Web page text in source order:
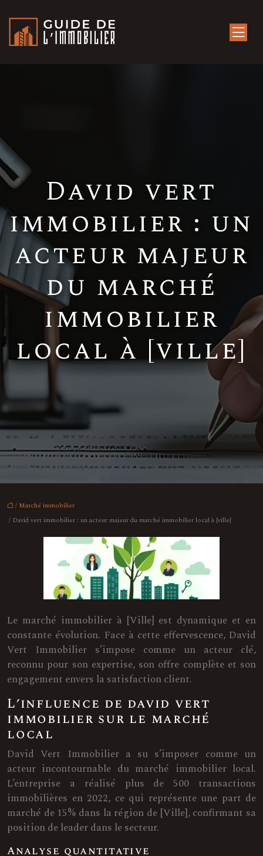
David vert
immobilier : un
acteur majeur
du marché
immobilier
local à [ville]
/ Marché immobilier
/ David vert immobilier : un acteur majeur du marché immobilier local à [ville]
Le marché immobilier à [Ville] est dynamique et en
constante évolution. Face à cette effervescence, David
Vert Immobilier s’impose comme un acteur clé,
reconnu pour son expertise, son offre complète et son
engagement envers la satisfaction client.
L’influence de david vert
immobilier sur le marché
local
David Vert Immobilier a su s’imposer comme un
acteur incontournable du marché immobilier local.
L’entreprise a réalisé plus de 500 transactions
immobilières en 2022, ce qui représente une part de
marché de 15% dans la région de [Ville], confirmant sa
position de leader dans le secteur.
Analyse quantitative